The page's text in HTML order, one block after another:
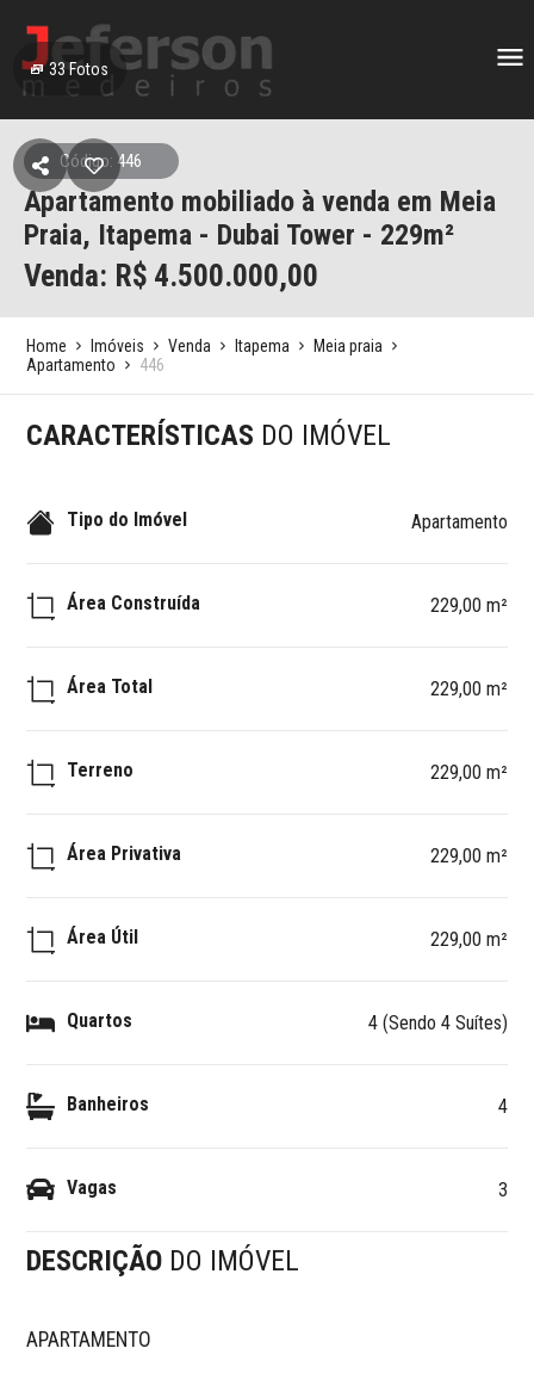
33 Fotos
Código: 446
Apartamento mobiliado à venda em Meia
Praia, Itapema - Dubai Tower - 229m²
Venda: R$ 4.500.000,00
Home Imóveis Venda Itapema
Meia praia
Apartamento
446
CARACTERÍSTICAS DO IMÓVEL
Tipo do Imóvel Apartamento
Área Construída 229,00 m²
Área Total 229,00 m²
Terreno 229,00 m²
Área Privativa 229,00 m²
Área Útil 229,00 m²
Quartos 4 (Sendo 4 Suítes)
Banheiros 4
Vagas 3
DESCRIÇÃO DO IMÓVEL
APARTAMENTO